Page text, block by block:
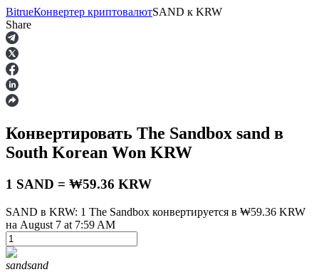
Фьючерсы
USDT-фьючерсы
обеспечения
BitrueКонвертер криптовалютSAND к KRW
Share
Конвертировать The Sandbox sand в
South Korean Won KRW
1 SAND = ₩59.36 KRW
SAND в KRW: 1 The Sandbox конвертируется в ₩59.36 KRW
на August 7 at 7:59 AM
sandsand